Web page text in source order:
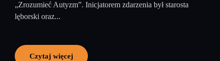
„Zrozumieć Autyzm”. Inicjatorem zdarzenia był starosta
lęborski oraz...
Czytaj więcej